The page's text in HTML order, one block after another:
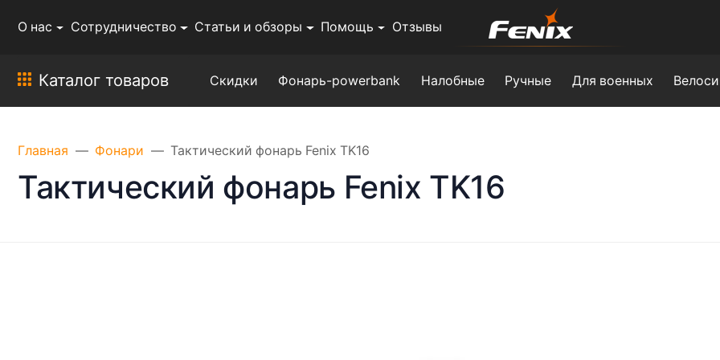
О нас Сотрудничество Статьи и обзоры Помощь Отзывы
Каталог товаров Скидки Фонарь-powerbank Налобные Ручные Для военных
Главная Фонари Тактический фонарь Fenix TK16
Тактический фонарь Fenix TK16